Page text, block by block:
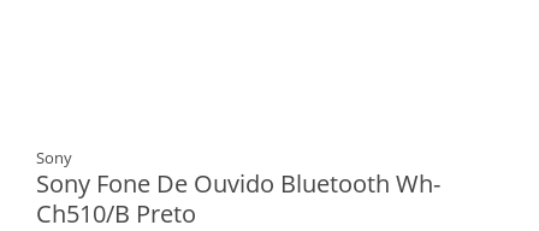
Sony
Sony Fone De Ouvido Bluetooth Wh-
Ch510/B Preto